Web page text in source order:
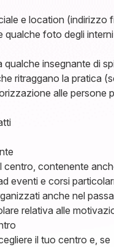
e location (indirizzo
qualche foto degli
insegnante di
ritraggano la pratica
alle persone
centro, contenente
eventi e corsi
anche nel
relativa alle
il tuo centro e, se